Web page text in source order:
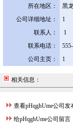
所在地区：
黑
公司详细地址：
1
联系人：
1
联系电话：
公司主页：
1
相关信息：
查看pHqghUme公司发
给pHqghUme公司留言